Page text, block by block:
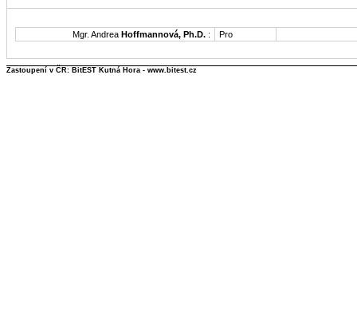
Mgr. Andrea Hoffmannová, Ph.D. : Pro
Zastoupení v ČR: BitEST Kutná Hora - www.bitest.cz